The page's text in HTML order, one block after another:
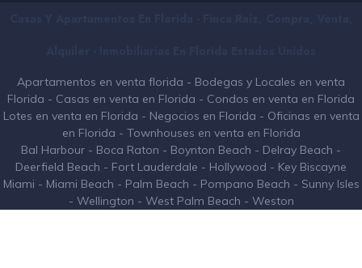
Apartamentos en venta florida - Bodegas y Locales en venta
Florida - Casas en venta en Florida - Condos en venta en Florida
Lotes en venta en Florida - Negocios en Florida - Oficinas en venta
en Florida - Townhouses en venta en Florida
Bal Harbour - Boca Raton - Boynton Beach - Delray Beach -
Deerfield Beach - Fort Lauderdale - Hollywood - Key Biscayne
Miami - Miami Beach - Palm Beach - Pompano Beach - Sunny Isles
- Wellington - West Palm Beach - Weston